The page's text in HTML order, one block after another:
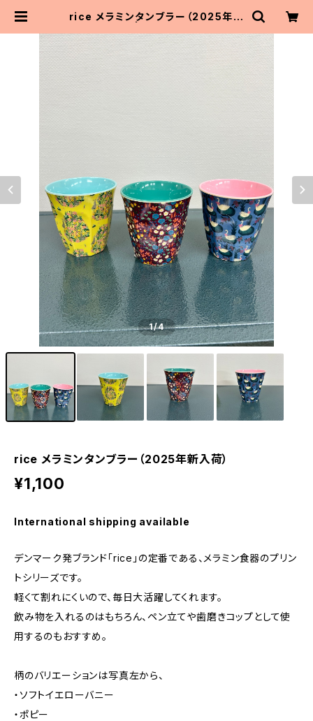
rice メラミンタンブラー（2025年新
1/4
rice メラミンタンブラー（2025年新入荷）
¥1,100
International shipping available
デンマーク発ブランド「rice」の定番である、メラミン食器のプリン
トシリーズです。
軽くて割れにくいので、毎日大活躍してくれます。
飲み物を入れるのはもちろん、ペン立てや歯磨きコップとして使
用するのもおすすめ。
柄のバリエーションは写真左から、
・ソフトイエローバニー
・ポピー